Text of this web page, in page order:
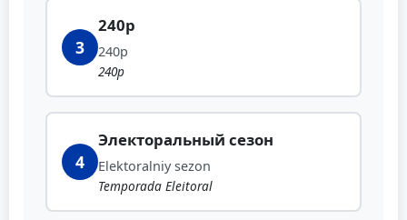
3
240p
240p
240p
4
Электоральный сезон
Elektoralniy sezon
Temporada Eleitoral